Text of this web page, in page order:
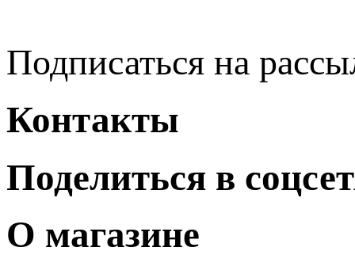
Подписаться на
Контакты
Поделиться в
О магазине